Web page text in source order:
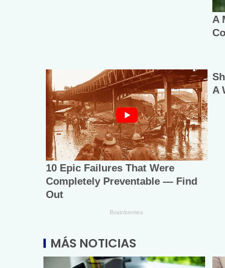
MÁS NOTICIAS